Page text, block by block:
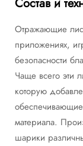
Отражающие
приложениях,
безопасности
Чаще всего эти
которую
материала.
шарики